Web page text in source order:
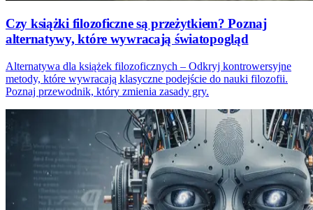
Czy książki filozoficzne są przeżytkiem? Poznaj
alternatywy, które wywracają światopogląd
Alternatywa dla książek filozoficznych – Odkryj kontrowersyjne
metody, które wywracają klasyczne podejście do nauki filozofii.
Poznaj przewodnik, który zmienia zasady gry.